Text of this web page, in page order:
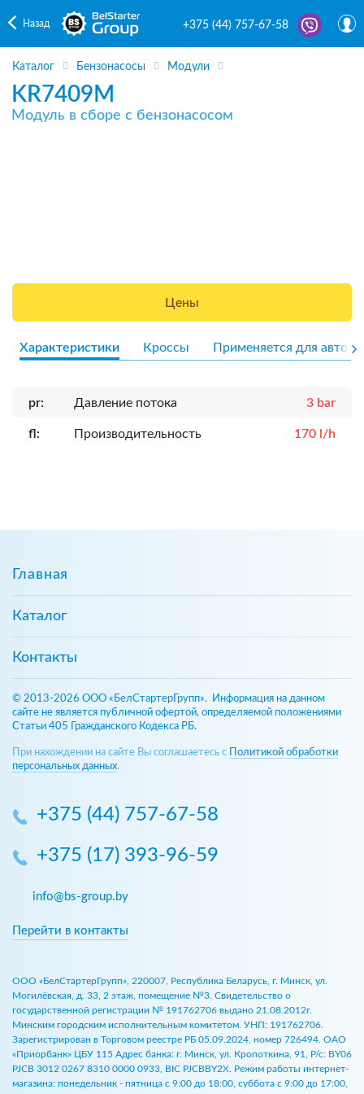
Назад +375 (44) 757-67-58
Каталог Бензонасосы Модули
KR7409M
Модуль в сборе с бензонасосом
Цены
Характеристики Кроссы Применяется для авто
pr: Давление потока 3 bar
fl: Производительность 170 l/h
Главная
Каталог
Контакты
© 2013-2026 ООО «БелСтартерГрупп». Информация на данном
сайте не является публичной офертой, определяемой положениями
Статьи 405 Гражданского Кодекса РБ.
При нахождении на сайте Вы соглашаетесь с
Политикой обработки
персональных данных.
+375 (44) 757-67-58
+375 (17) 393-96-59
info@bs-group.by
Перейти в контакты
ООО «БелСтартерГрупп», 220007, Республика Беларусь, г. Минск, ул.
Могилёвская, д. 33, 2 этаж, помещение №3. Свидетельство о
государственной регистрации № 191762706 выдано 21.08.2012г.
Минским городским исполнительным комитетом. УНП: 191762706.
Зарегистрирован в Торговом реестре РБ 05.09.2024, номер 726494. ОАО
«Приорбанк» ЦБУ 115 Адрес банка: г. Минск, ул. Кропоткина, 91, Р/с: BY06
PJCB 3012 0267 8310 0000 0933, BIC PJCBBY2X. Режим работы интернет-
магазина: понедельник - пятница с 9:00 до 18:00, суббота с 9:00 до 17:00,